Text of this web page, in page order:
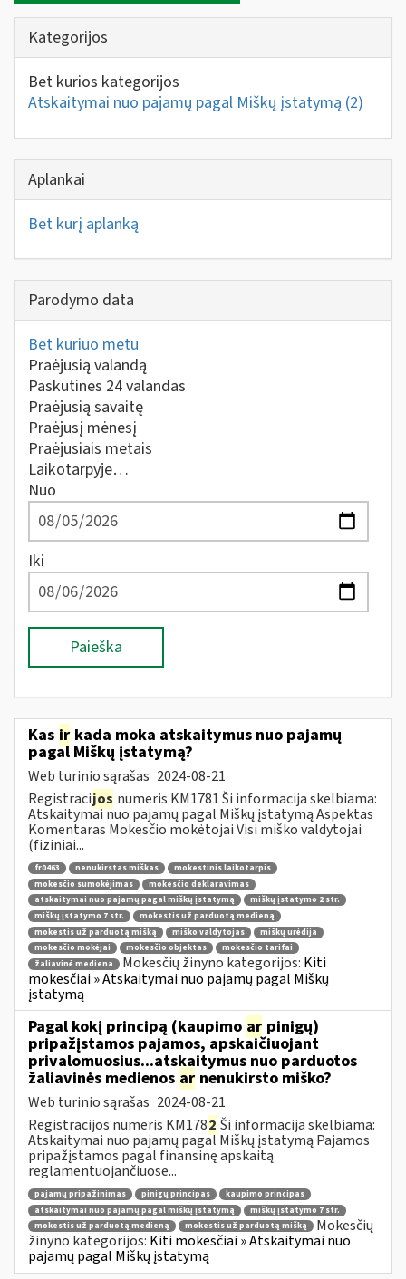
Kategorijos
Bet kurios kategorijos
Atskaitymai nuo pajamų pagal Miškų įstatymą (2)
Aplankai
Bet kurį aplanką
Parodymo data
Bet kuriuo metu
Praėjusią valandą
Paskutines 24 valandas
Praėjusią savaitę
Praėjusį mėnesį
Praėjusiais metais
Laikotarpyje…
Nuo
Iki
Paieška
Kas ir kada moka atskaitymus nuo pajamų
pagal Miškų įstatymą?
Web turinio sąrašas 2024-08-21
Registracijos numeris KM1781 Ši informacija skelbiama:
Atskaitymai nuo pajamų pagal Miškų įstatymą Aspektas
Komentaras Mokesčio mokėtojai Visi miško valdytojai
(fiziniai...
fr0463 nenukirstas miškas
mokestinis laikotarpis
mokesčio sumokėjimas
mokesčio deklaravimas
atskaitymai nuo pajamų pagal miškų įstatymą
miškų įstatymo 2 str.
miškų įstatymo 7 str.
mokestis už parduotą medieną
mokestis už parduotą mišką
miško valdytojas
miškų urėdija
mokesčio mokėjai
mokesčio objektas
mokesčio tarifai
žaliavinė mediena
Mokesčių žinyno kategorijos: Kiti
mokesčiai » Atskaitymai nuo pajamų pagal Miškų
įstatymą
Pagal kokį principą (kaupimo ar pinigų)
pripažįstamos pajamos, apskaičiuojant
privalomuosius...atskaitymus nuo parduotos
žaliavinės medienos ar nenukirsto miško?
Web turinio sąrašas 2024-08-21
Registracijos numeris KM1782 Ši informacija skelbiama:
Atskaitymai nuo pajamų pagal Miškų įstatymą Pajamos
pripažįstamos pagal finansinę apskaitą
reglamentuojančiuose...
pajamų pripažinimas pinigų principas
kaupimo principas
atskaitymai nuo pajamų pagal miškų įstatymą
miškų įstatymo 7 str.
mokestis už parduotą medieną
mokestis už parduotą mišką
Mokesčių
žinyno kategorijos: Kiti mokesčiai » Atskaitymai nuo
pajamų pagal Miškų įstatymą